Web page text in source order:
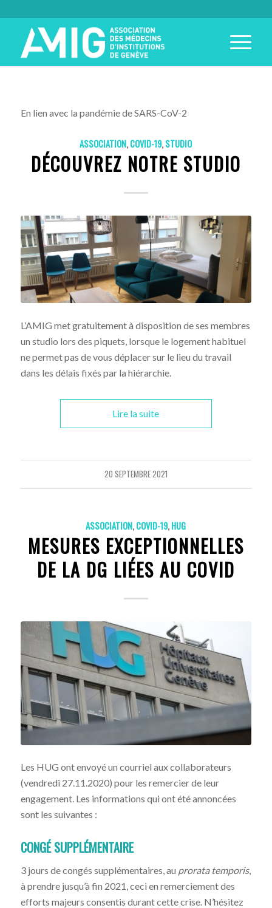
En lien avec la pandémie de SARS-CoV-2
ASSOCIATION,COVID-19,STUDIO
DÉCOUVREZ NOTRE STUDIO
L’AMIG met gratuitement à disposition de ses membres
un studio lors des piquets, lorsque le logement habituel
ne permet pas de vous déplacer sur le lieu du travail
dans les délais fixés par la hiérarchie.
Lire la suite
20 SEPTEMBRE 2021
ASSOCIATION,COVID-19,HUG
MESURES EXCEPTIONNELLES
DE LA DG LIÉES AU COVID
Les HUG ont envoyé un courriel aux collaborateurs
(vendredi 27.11.2020) pour les remercier de leur
engagement. Les informations qui ont été annoncées
sont les suivantes :
CONGÉ SUPPLÉMENTAIRE
3 jours de congés supplémentaires, au prorata temporis,
à prendre jusqu’à fin 2021, ceci en remerciement des
efforts majeurs consentis durant cette crise. N’hésitez